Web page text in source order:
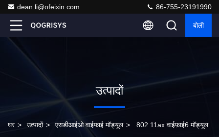
dean.li@ofeixin.com 86-755-23191990
बोली
उत्पादों
घर > उत्पादों > एसडीआईओ वाईफाई मॉड्यूल > 802.11ax वाईफ़ाई6 मॉड्यूल